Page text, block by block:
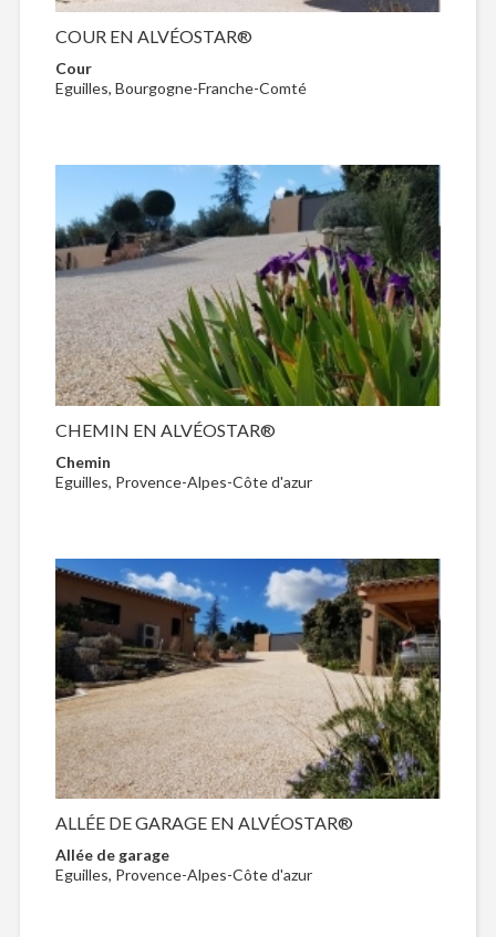
COUR EN ALVÉOSTAR®
Cour
Eguilles, Bourgogne-Franche-Comté
CHEMIN EN ALVÉOSTAR®
Chemin
Eguilles, Provence-Alpes-Côte d'azur
ALLÉE DE GARAGE EN ALVÉOSTAR®
Allée de garage
Eguilles, Provence-Alpes-Côte d'azur